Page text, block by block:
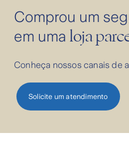
Comprou um
em uma loja
Conheça nossos canais de
Solicite um atendimento